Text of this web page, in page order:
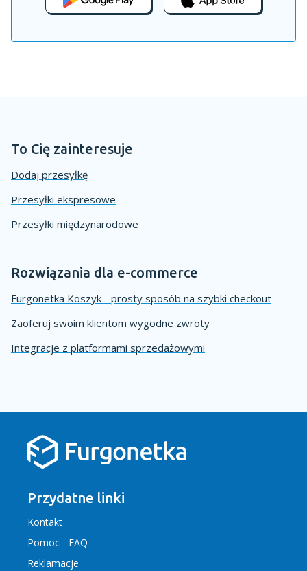
To Cię zainteresuje
Dodaj przesyłkę
Przesyłki ekspresowe
Przesyłki międzynarodowe
Rozwiązania dla e-commerce
Furgonetka Koszyk - prosty sposób na szybki checkout
Zaoferuj swoim klientom wygodne zwroty
Integracje z platformami sprzedażowymi
Przydatne linki
Kontakt
Pomoc - FAQ
Reklamacje